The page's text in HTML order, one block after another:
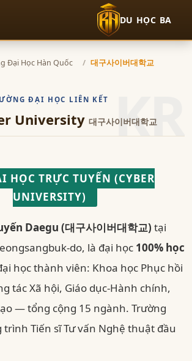
DU HỌC BA
Đại Học Hàn Quốc 대구사이버대학교
KR
ĐẠI HỌC LIÊN KẾT
University 대구사이버대학교
HỌC TRỰC TUYẾN (CYBER
UNIVERSITY)
Daegu (대구사이버대학교) tại
do, là đại học 100% học
học thành viên: Khoa học Phục hồi
tác Xã hội, Giáo dục-Hành chính,
— tổng cộng 15 ngành. Trường
Tiến sĩ Tư vấn Nghệ thuật đầu